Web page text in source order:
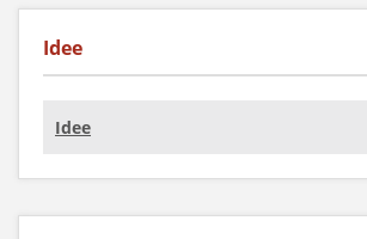
Idee
Idee